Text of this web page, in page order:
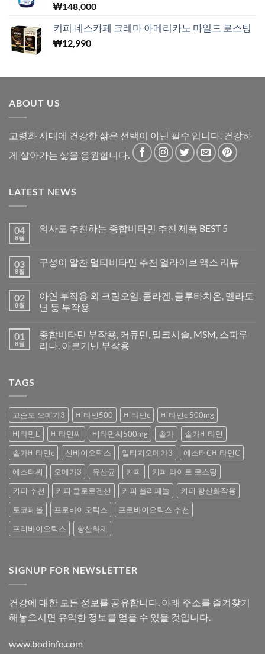
₩148,000
커피 네스카페 크레마 아메리카노 마일드 로스팅
₩12,990
ABOUT US
고령화 시대에 건강한 삶은 선택이 아닌 필수 입니다. 건강하
게 살아가는 삶을 응원합니다.
LATEST NEWS
04
8월
의사도 추천하는 종합비타민 추천 제품 BEST 5
03
8월
구성이 알찬 멀티비타민 추천 얼라이브 맥스 리뷰
02
8월
아연 부작용 외 크릴오일, 콜라겐, 글루타치온, 멜라토
닌 등 부작용
01
8월
종합비타민 부작용, 커큐민, 밀크시슬, MSM, 스피루
리나, 아르기닌 부작용
TAGS
고순도 오메가3 비타민500 비타민c
비타민c 500mg
비타민E
비타민씨 비타민씨500mg 솔가
솔가비타민
솔가비타민c
신바이오틱스 알티지오메가3
에스터C비타민C
에스터씨
오메가3 유산균 커피
커피 라이트 로스팅
커피 추천
커피 클로로겐산 커피 폴리페놀
커피 항산화작용
토코페롤
프로바이오틱스
프로바이오틱스 추천
프리바이오틱스
항산화제
SIGNUP FOR NEWSLETTER
건강에 대한 모든 정보를 공유합니다. 아래 주소를 즐겨찾기
해놓으시면 유익한 정보를 얻을 수 있을 것입니다.
www.bodinfo.com